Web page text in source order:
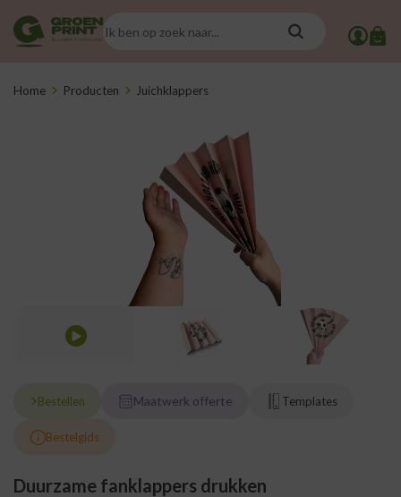
Home Producten Juichklappers
Duurzame fanklappers drukken
Bestellen Maatwerk offerte Templates
Bestelgids